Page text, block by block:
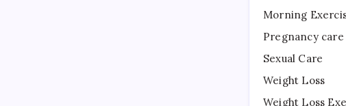
Morning
Pregnancy care
Sexual Care
Weight Loss
Weight Loss